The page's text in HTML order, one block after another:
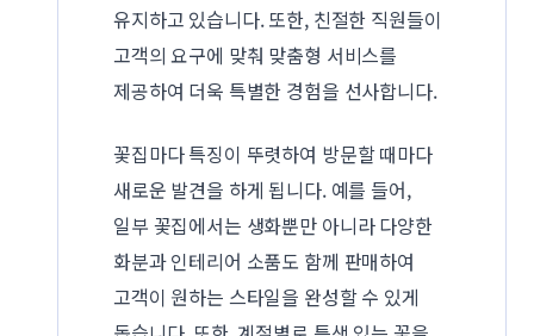
유지하고 있습니다. 또한, 친절한 직원들이
고객의 요구에 맞춰 맞춤형 서비스를
제공하여 더욱 특별한 경험을 선사합니다.
꽃집마다 특징이 뚜렷하여 방문할 때마다
새로운 발견을 하게 됩니다. 예를 들어,
일부 꽃집에서는 생화뿐만 아니라 다양한
화분과 인테리어 소품도 함께 판매하여
고객이 원하는 스타일을 완성할 수 있게